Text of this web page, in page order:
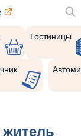
Гостиницы